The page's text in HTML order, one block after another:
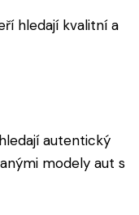
hledají kvalitní a
autentický
modely aut s